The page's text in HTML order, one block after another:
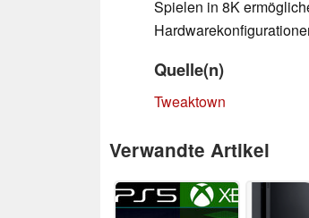
Spielen in 8K
Quelle(n)
Tweaktown
Verwandte Artikel